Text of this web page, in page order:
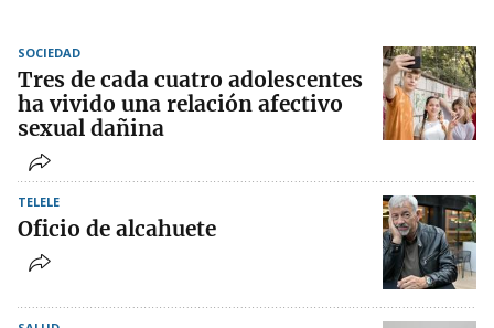
SOCIEDAD
Tres de cada cuatro adolescentes
ha vivido una relación afectivo
sexual dañina
TELELE
Oficio de alcahuete